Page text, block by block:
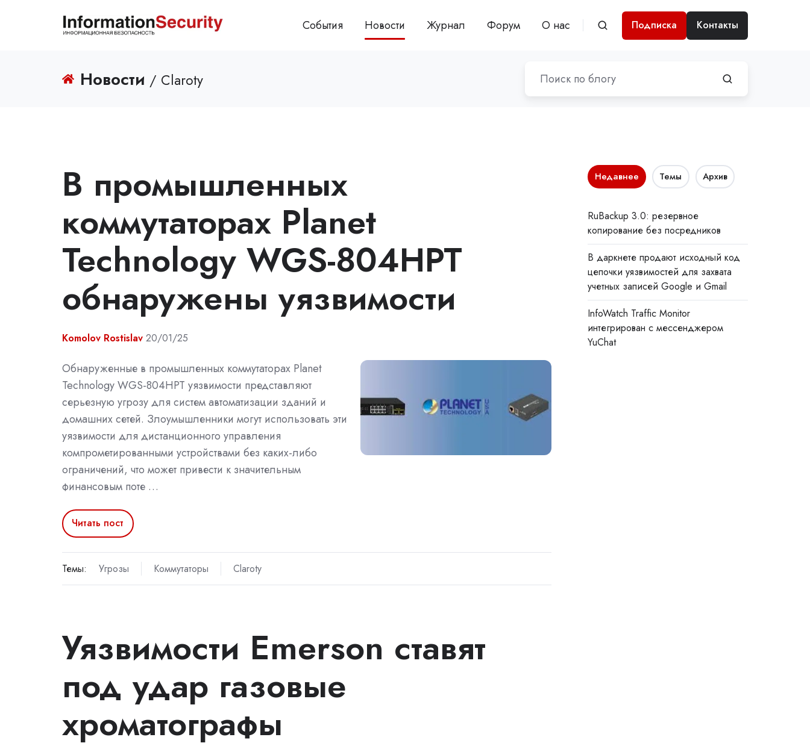
События Новости Журнал Форум О нас Подписка Контакты
Новости / Claroty
В промышленных
коммутаторах Planet
Technology WGS-804HPT
обнаружены уязвимости
Komolov Rostislav 20/01/25
Обнаруженные в промышленных коммутаторах Planet
Technology WGS-804HPT уязвимости представляют
серьезную угрозу для систем автоматизации зданий и
домашних сетей. Злоумышленники могут использовать эти
уязвимости для дистанционного управления
компрометированными устройствами без каких-либо
ограничений, что может привести к значительным
финансовым поте …
Читать пост
Темы: Угрозы Коммутаторы Claroty
Уязвимости Emerson ставят
под удар газовые
хроматографы
Недавнее Темы Архив
RuBackup 3.0: резервное
копирование без посредников
В даркнете продают исходный код
цепочки уязвимостей для захвата
учетных записей Google и Gmail
InfoWatch Traffic Monitor
интегрирован с мессенджером
YuChat